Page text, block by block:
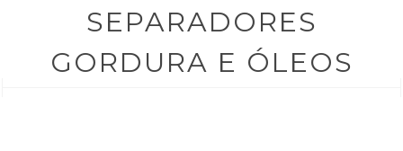
SEPARADORES
GORDURA E ÓLEOS